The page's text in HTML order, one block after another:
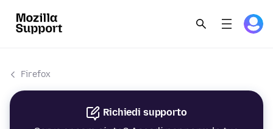
Firefox
Richiedi supporto